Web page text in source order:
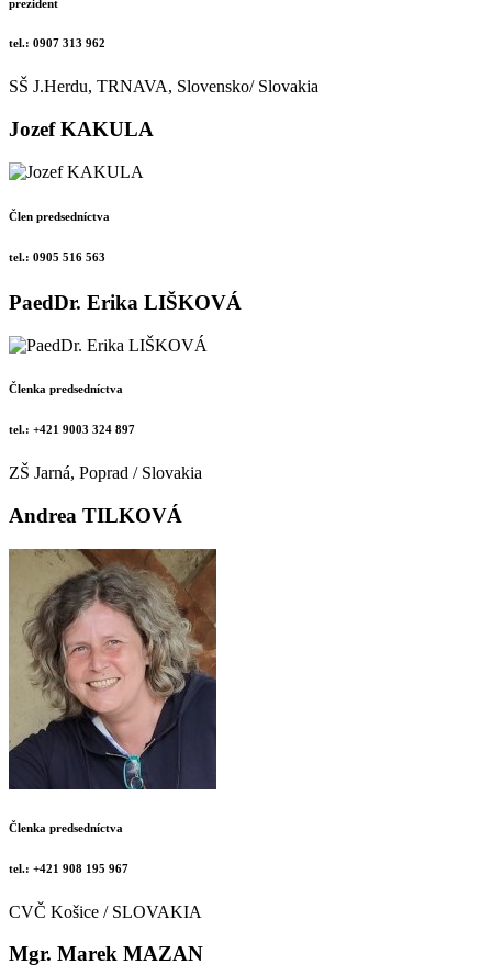
prezident
tel.: 0907 313 962
SŠ J.Herdu, TRNAVA, Slovensko/ Slovakia
Jozef KAKULA
Člen predsedníctva
tel.: 0905 516 563
PaedDr. Erika LIŠKOVÁ
Členka predsedníctva
tel.: +421 9003 324 897
ZŠ Jarná, Poprad / Slovakia
Andrea TILKOVÁ
Členka predsedníctva
tel.: +421 908 195 967
CVČ Košice / SLOVAKIA
Mgr. Marek MAZAN